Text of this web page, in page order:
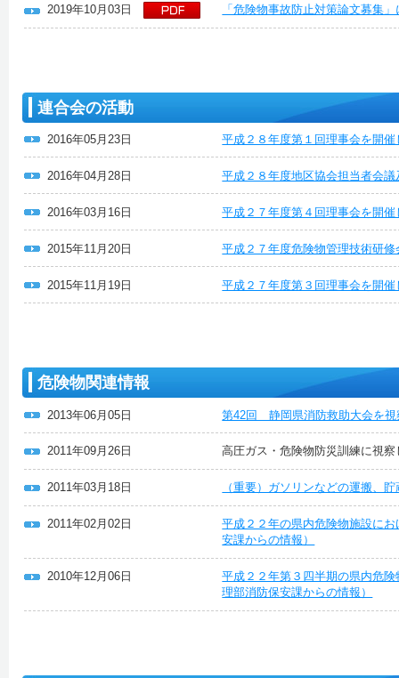
2019年10月03日 「危険物事故防止対策論文募集
連合会の活動
2016年05月23日 平成２８年度第１回理事会を開催
2016年04月28日 平成２８年度地区協会担当者会
2016年03月16日 平成２７年度第４回理事会を開催
2015年11月20日 平成２７年度危険物管理技術研
2015年11月19日 平成２７年度第３回理事会を開催
危険物関連情報
2013年06月05日 第42回 静岡県消防救助大会を視
2011年09月26日 高圧ガス・危険物防災訓練に視察
2011年03月18日 （重要）ガソリンなどの運搬、
2011年02月02日
平成２２年の県内危険物施設に
安課からの情報）
2010年12月06日
平成２２年第３四半期の県内危
理部消防保安課からの情報）